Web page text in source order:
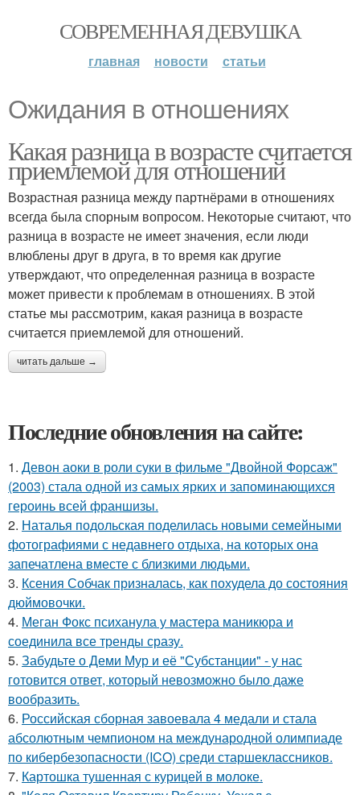
СОВРЕМЕННАЯ ДЕВУШКА
главная новости статьи
Ожидания в отношениях
Какая разница в возрасте считается
приемлемой для отношений
Возрастная разница между партнёрами в отношениях
всегда была спорным вопросом. Некоторые считают, что
разница в возрасте не имеет значения, если люди
влюблены друг в друга, в то время как другие
утверждают, что определенная разница в возрасте
может привести к проблемам в отношениях. В этой
статье мы рассмотрим, какая разница в возрасте
считается приемлемой для отношений.
читать дальше →
Последние обновления на сайте:
1. Девон аоки в роли суки в фильме "Двойной Форсаж"
(2003) стала одной из самых ярких и запоминающихся
героинь всей франшизы.
2. Наталья подольская поделилась новыми семейными
фотографиями с недавнего отдыха, на которых она
запечатлена вместе с близкими людьми.
3. Ксения Собчак призналась, как похудела до состояния
дюймовочки.
4. Меган Фокс психанула у мастера маникюра и
соединила все тренды сразу.
5. Забудьте о Деми Мур и её "Субстанции" - у нас
готовится ответ, который невозможно было даже
вообразить.
6. Российская сборная завоевала 4 медали и стала
абсолютным чемпионом на международной олимпиаде
по кибербезопасности (ICO) среди старшеклассников.
7. Картошка тушенная с курицей в молоке.